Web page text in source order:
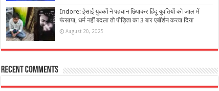
Indore: ईसाई युवकों ने पहचान छिपाकर हिंदू युवतियों को जाल में
फंसाया, धर्म नहीं बदला तो पीड़िता का 3 बार एबॉर्शन करवा दिया
August 20, 2025
Recent Comments